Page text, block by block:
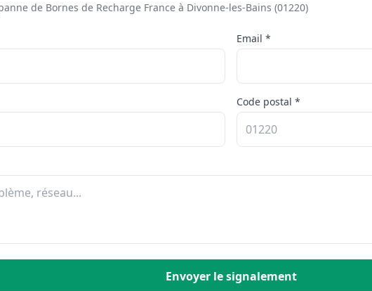
de Bornes de Recharge France à Divonne-les-Bains (01220)
Email *
Code postal *
Envoyer le signalement